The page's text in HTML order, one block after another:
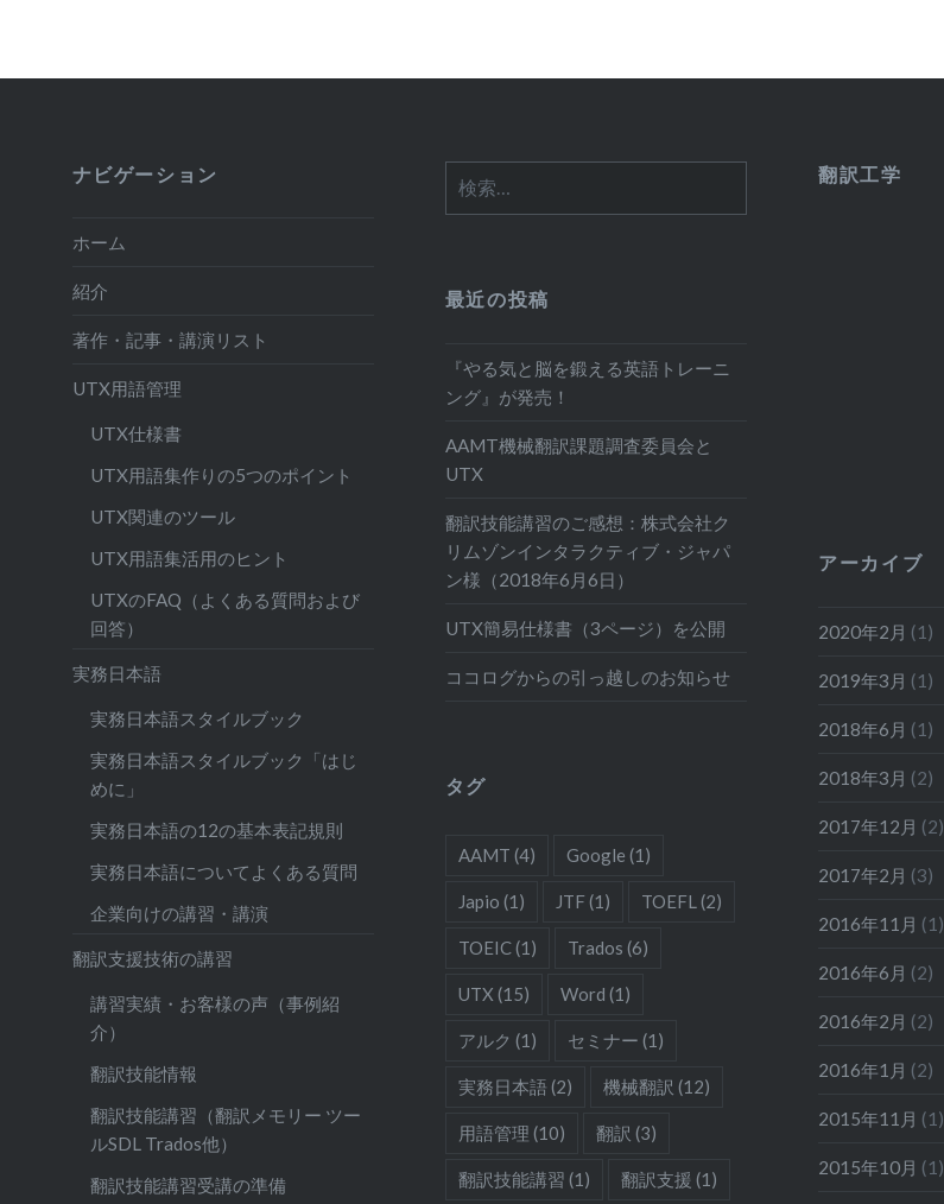
ナビゲーション
ホーム
紹介
著作・記事・講演リスト
UTX用語管理
UTX仕様書
UTX用語集作りの5つのポイント
UTX関連のツール
UTX用語集活用のヒント
UTXのFAQ（よくある質問および
回答）
実務日本語
実務日本語スタイルブック
実務日本語スタイルブック「はじ
めに」
実務日本語の12の基本表記規則
実務日本語についてよくある質問
企業向けの講習・講演
翻訳支援技術の講習
講習実績・お客様の声（事例紹
介）
翻訳技能情報
翻訳技能講習（翻訳メモリー ツー
ルSDL Trados他）
翻訳技能講習受講の準備
索:
翻訳工学
最近の投稿
『やる気と脳を鍛える英語トレーニ
ング』が発売！
AAMT機械翻訳課題調査委員会と
UTX
翻訳技能講習のご感想：株式会社ク
リムゾンインタラクティブ・ジャパ
ン様（2018年6月6日）
UTX簡易仕様書（3ページ）を公開
ココログからの引っ越しのお知らせ
アーカイブ
2020年2月 (1)
2019年3月 (1)
2018年6月 (1)
2018年3月 (2)
2017年12月 (2)
2017年2月 (3)
2016年11月 (1)
2016年6月 (2)
2016年2月 (2)
2016年1月 (2)
2015年11月 (1)
2015年10月 (1)
タグ
AAMT (4) Google (1)
Japio (1) JTF(1) TOEFL (2)
TOEIC(1) Trados (6)
UTX (15) Word (1)
アルク (1) セミナー (1)
実務日本語 (2) 機械翻訳 (12)
用語管理 (10) 翻訳 (3)
翻訳技能講習 (1) 翻訳支援 (1)